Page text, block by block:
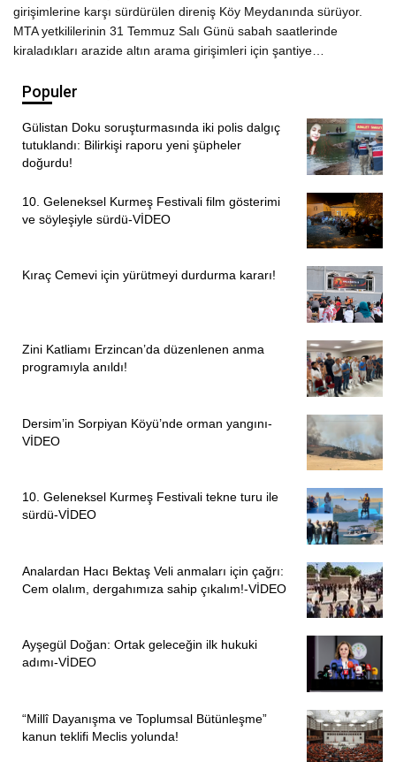
girişimlerine karşı sürdürülen direniş Köy Meydanında sürüyor.
MTA yetkililerinin 31 Temmuz Salı Günü sabah saatlerinde
kiraladıkları arazide altın arama girişimleri için şantiye…
Populer
Gülistan Doku soruşturmasında iki polis dalgıç
tutuklandı: Bilirkişi raporu yeni şüpheler
doğurdu!
10. Geleneksel Kurmeş Festivali film gösterimi
ve söyleşiyle sürdü-VİDEO
Kıraç Cemevi için yürütmeyi durdurma kararı!
Zini Katliamı Erzincan’da düzenlenen anma
programıyla anıldı!
Dersim’in Sorpiyan Köyü’nde orman yangını-
VİDEO
10. Geleneksel Kurmeş Festivali tekne turu ile
sürdü-VİDEO
Analardan Hacı Bektaş Veli anmaları için çağrı:
Cem olalım, dergahımıza sahip çıkalım!-VİDEO
Ayşegül Doğan: Ortak geleceğin ilk hukuki
adımı-VİDEO
“Millî Dayanışma ve Toplumsal Bütünleşme”
kanun teklifi Meclis yolunda!